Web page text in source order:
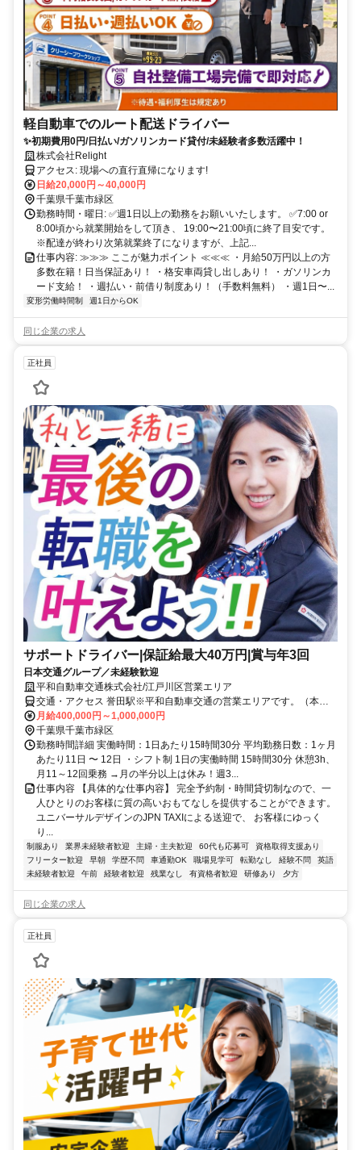
軽自動車でのルート配送ドライバー
✨初期費用0円/日払い/ガソリンカード貸付/未経験者多数活躍中！
株式会社Relight
アクセス: 現場への直行直帰になります!
日給20,000円～40,000円
千葉県千葉市緑区
勤務時間・曜日: ✅週1日以上の勤務をお願いいたします。 ✅7:00 or
8:00頃から就業開始をして頂き、 19:00〜21:00頃に終了目安です。
※配達が終わり次第就業終了になりますが、上記...
仕事内容: ≫≫≫ ここが魅力ポイント ≪≪≪ ・月給50万円以上の方
多数在籍！日当保証あり！ ・格安車両貸し出しあり！ ・ガソリンカ
ード支給！ ・週払い・前借り制度あり！（手数料無料） ・週1日〜...
変形労働時間制 週1日からOK
同じ企業の求人
正社員
サポートドライバー|保証給最大40万円|賞与年3回
日本交通グループ／未経験歓迎
平和自動車交通株式会社/江戸川区営業エリア
交通・アクセス 誉田駅※平和自動車交通の営業エリアです。（本社
住所:東京都江戸川区松江3-1-8）
月給400,000円～1,000,000円
千葉県千葉市緑区
勤務時間詳細 実働時間：1日あたり15時間30分 平均勤務日数：1ヶ月
あたり11日 〜 12日 ・シフト制 1日の実働時間 15時間30分 休憩3h、
月11～12回乗務 →月の半分以上は休み！週3...
仕事内容 【具体的な仕事内容】 完全予約制・時間貸切制なので、一
人ひとりのお客様に質の高いおもてなしを提供することができます。
ユニバーサルデザインのJPN TAXIによる送迎で、 お客様にゆっく
り...
制服あり 業界未経験者歓迎 主婦・主夫歓迎 60代も応募可
資格取得支援あり
フリーター歓迎
早朝 学歴不問 車通勤OK 職場見学可 転勤なし 経験不問
英語
未経験者歓迎
午前 経験者歓迎 残業なし 有資格者歓迎 研修あり 夕方
同じ企業の求人
正社員